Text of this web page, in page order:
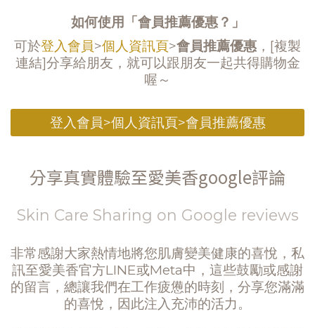
如何使用「會員推薦優惠？」
可於登入會員>個人資訊頁>會員推薦優惠 ，[複製
連結]分享給朋友，就可以跟朋友一起共得購物金
喔～
登入會員>個人資訊頁>會員推薦優惠
分享真實體驗至愛美香google評論
Skin Care Sharing on Google reviews
非常感謝大家熱情地將您肌膚變美健康的喜悅，私
訊至愛美香官方LINE或Meta中，這些鼓勵或感謝
的留言，總讓我們在工作疲憊的時刻，分享您滿滿
的喜悅，因此注入充沛的活力。